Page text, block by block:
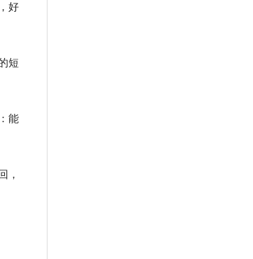
好
短
能
，